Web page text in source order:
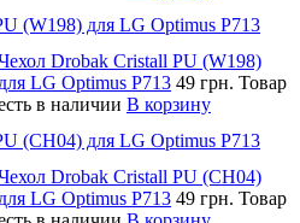
(W198) для LG Optimus P713
Drobak Cristall PU (W198)
для LG Optimus P713 49 грн. Товар
в наличии В корзину
(CH04) для LG Optimus P713
Drobak Cristall PU (CH04)
для LG Optimus P713 49 грн. Товар